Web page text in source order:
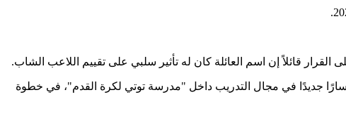
جديدًا في مجال التدريب داخل "مدرسة توتي لكرة القدم"، في خطوة